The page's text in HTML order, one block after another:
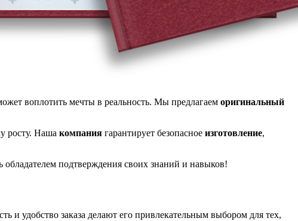
воплотить мечты в реальность. Мы предлагаем оригинальный
росту. Наша компания гарантирует безопасное изготовление,
обладателем подтверждения своих знаний и навыков!
и удобство заказа делают его привлекательным выбором для тех,